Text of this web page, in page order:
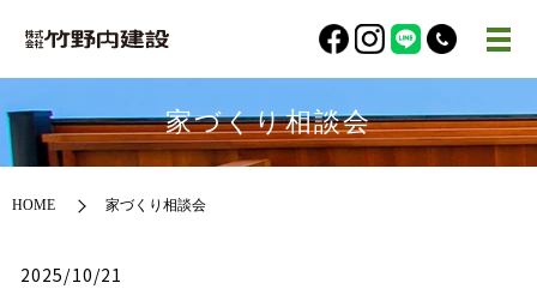
家づくり相談会
HOME 家づくり相談会
2025/10/21